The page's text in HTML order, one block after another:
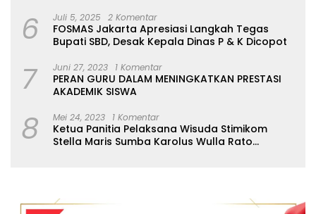
6 Juli 5, 2025 2 Komentar
FOSMAS Jakarta Apresiasi Langkah Tegas
Bupati SBD, Desak Kepala Dinas P & K Dicopot
7 Juni 27, 2023 1 Komentar
PERAN GURU DALAM MENINGKATKAN PRESTASI
AKADEMIK SISWA
8 Mei 24, 2023 1 Komentar
Ketua Panitia Pelaksana Wisuda Stimikom
Stella Maris Sumba Karolus Wulla Rato